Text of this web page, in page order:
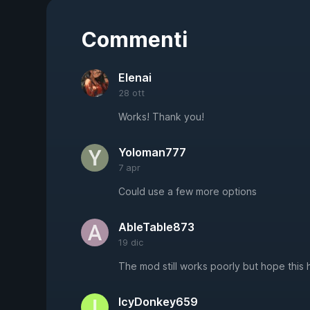
Commenti
Elenai
28 ott
Works! Thank you!
Yoloman777
7 apr
Could use a few more options
AbleTable873
19 dic
The mod still works poorly but hope this
IcyDonkey659